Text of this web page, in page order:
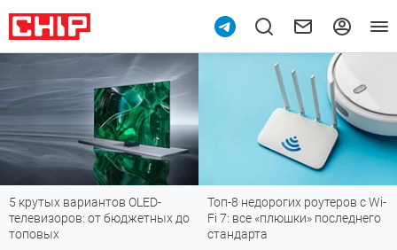
5 крутых вариантов OLED-
телевизоров: от бюджетных до
топовых
Топ-8 недорогих роутеров с Wi-
Fi 7: все «плюшки» последнего
стандарта